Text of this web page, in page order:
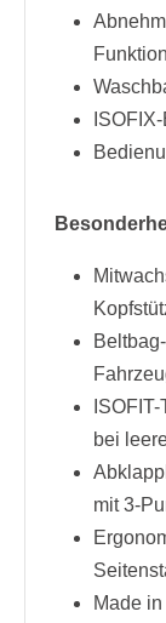
bei
mit 3-
Made